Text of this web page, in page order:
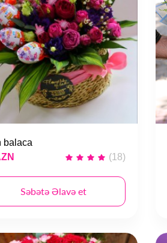
balaca
(18)
Səbətə Əlavə et